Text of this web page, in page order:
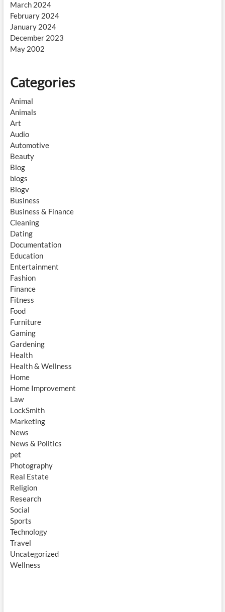
March 2024
February 2024
January 2024
December 2023
May 2002
Categories
Animal
Animals
Art
Audio
Automotive
Beauty
Blog
blogs
Blogv
Business
Business & Finance
Cleaning
Dating
Documentation
Education
Entertainment
Fashion
Finance
Fitness
Food
Furniture
Gaming
Gardening
Health
Health & Wellness
Home
Home Improvement
Law
LockSmith
Marketing
News
News & Politics
pet
Photography
Real Estate
Religion
Research
Social
Sports
Technology
Travel
Uncategorized
Wellness